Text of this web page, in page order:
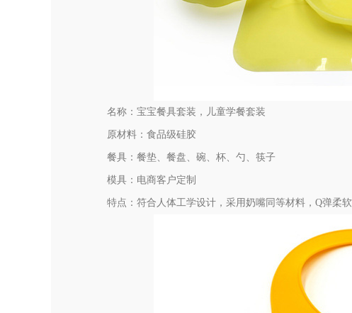
名称：宝宝餐具套装，儿童学餐套装
原材料：食品级硅胶
餐具：餐垫、餐盘、碗、杯、勺、筷子
模具：电商客户定制
特点：符合人体工学设计，采用奶嘴同等材料，Q弹柔